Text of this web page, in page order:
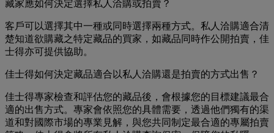
藏家應如何決定選擇私人洽購或拍賣？
客戶可以選擇其中一種或同時選擇兩種方式。私人洽購適合清
楚知道欲購藏之特定藏品的買家，如藏品同時作公開拍賣，佳
士得亦可提供協助。
佳士得如何決定藏品適合以私人洽購還是拍賣的方式出售？
佳士得專家檢查和評估您的藏品後，會根據您的目標建議最合
適的出售方式。專家會依照您的具體需要，透過他們獨有的渠
道和對國際市場的專業見解，與您共同制定最合適的專屬拍賣